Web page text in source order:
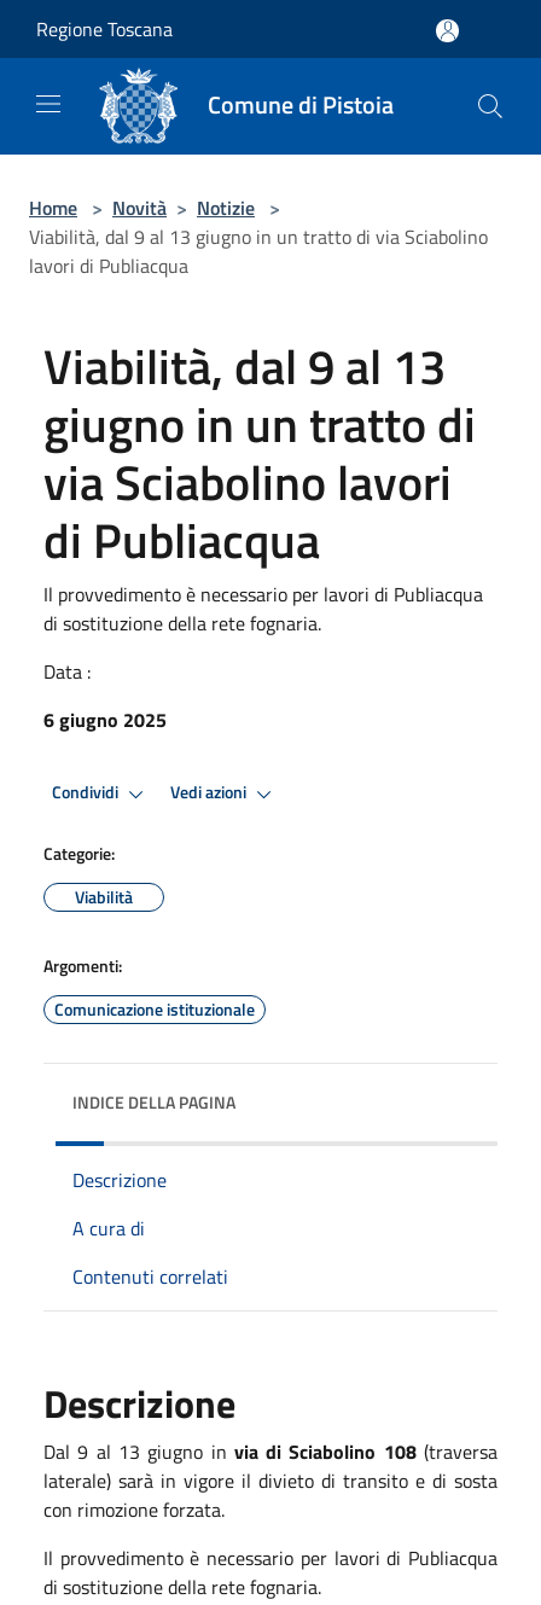
Regione Toscana
Comune di Pistoia
Home > Novità > Notizie >
Viabilità, dal 9 al 13 giugno in un tratto di via Sciabolino
lavori di Publiacqua
Viabilità, dal 9 al 13
giugno in un tratto di
via Sciabolino lavori
di Publiacqua
Il provvedimento è necessario per lavori di Publiacqua
di sostituzione della rete fognaria.
Data :
6 giugno 2025
Condividi Vedi azioni
Categorie:
Viabilità
Argomenti:
Comunicazione istituzionale
INDICE DELLA PAGINA
Descrizione
A cura di
Contenuti correlati
Descrizione
Dal 9 al 13 giugno in via di Sciabolino 108(traversa
laterale) sarà in vigore il divieto di transito e di sosta
con rimozione forzata.
Il provvedimento è necessario per lavori di Publiacqua
di sostituzione della rete fognaria.